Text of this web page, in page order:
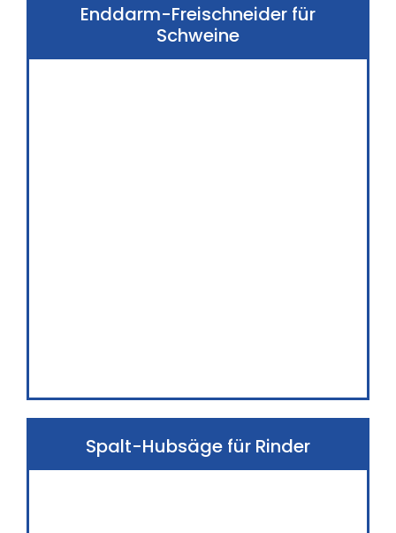
Enddarm-Freischneider für
Schweine
Spalt-Hubsäge für Rinder